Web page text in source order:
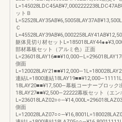
ットＢ
Ｃ
躯体見切り材セット
部材幕板セット（アルミ色）正面
側面
連結L=1800連結
18LAY20■■¥17,500―幕板コーナーブロック
18LAY27■■¥2,500―22222幕板セット（エン
側面